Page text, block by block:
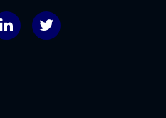
LinkedInTwitter